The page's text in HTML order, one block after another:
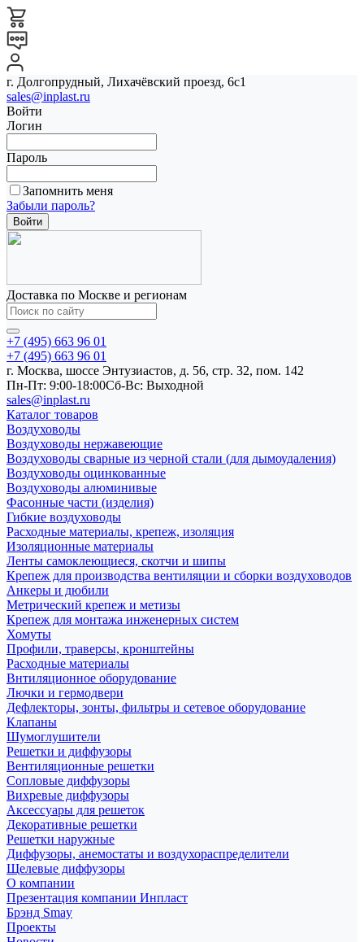
г. Долгопрудный, Лихачёвский проезд, 6с1
sales@inplast.ru
Войти
Логин
Пароль
Запомнить меня
Забыли пароль?
Доставка по Москве и регионам
+7 (495) 663 96 01
+7 (495) 663 96 01
г. Москва, шоссе Энтузиастов, д. 56, стр. 32, пом. 142
Пн-Пт: 9:00-18:00Cб-Вс: Выходной
sales@inplast.ru
Каталог товаров
Воздуховоды
Воздуховоды нержавеющие
Воздуховоды сварные из черной стали (для дымоудаления)
Воздуховоды оцинкованные
Воздуховоды алюминивые
Фасонные части (изделия)
Гибкие воздуховоды
Расходные материалы, крепеж, изоляция
Изоляционные материалы
Ленты самоклеющиеся, скотчи и шипы
Крепеж для производства вентиляции и сборки воздуховодов
Анкеры и дюбили
Метрический крепеж и метизы
Крепеж для монтажа инженерных систем
Хомуты
Профили, траверсы, кронштейны
Расходные материалы
Внтиляционное оборудование
Лючки и гермодвери
Дефлекторы, зонты, фильтры и сетевое оборудование
Клапаны
Шумоглушители
Решетки и диффузоры
Вентиляционные решетки
Сопловые диффузоры
Вихревые диффузоры
Аксессуары для решеток
Декоративные решетки
Решетки наружные
Диффузоры, анемостаты и воздухораспределители
Щелевые диффузоры
О компании
Презентация компании Инпласт
Брэнд Smay
Проекты